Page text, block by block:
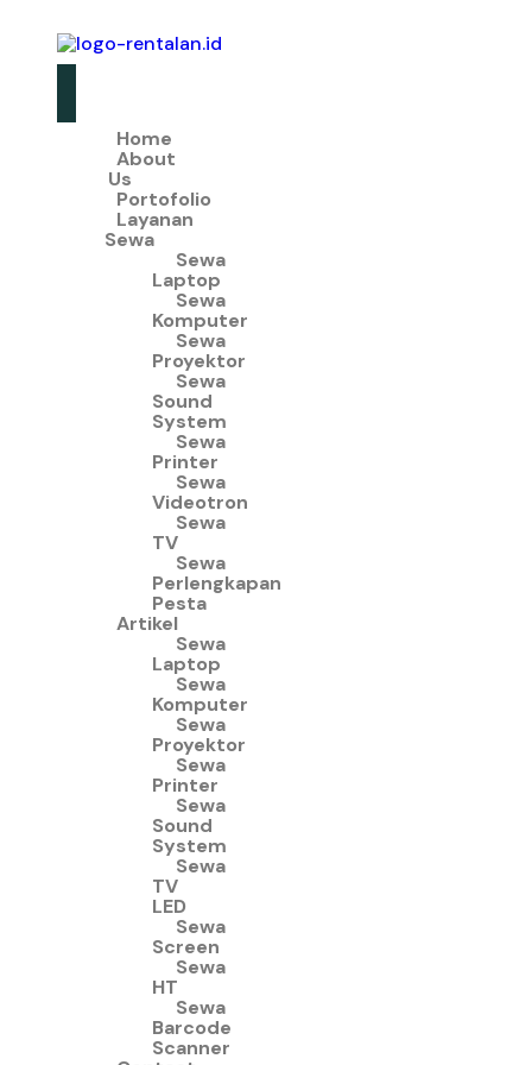
Home
About
Us
Portofolio
Layanan
Sewa
Sewa
Laptop
Sewa
Komputer
Sewa
Proyektor
Sewa
Sound
System
Sewa
Printer
Sewa
Videotron
Sewa
TV
Sewa
Perlengkapan
Pesta
Artikel
Sewa
Laptop
Sewa
Komputer
Sewa
Proyektor
Sewa
Printer
Sewa
Sound
System
Sewa
TV
LED
Sewa
Screen
Sewa
HT
Sewa
Barcode
Scanner